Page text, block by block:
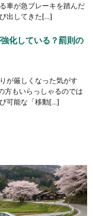
車が急ブレーキを踏んだ
出してきた[…]
化している？罰則の
が厳しくなった気がす
方もいらっしゃるのでは
可能な「移動[…]